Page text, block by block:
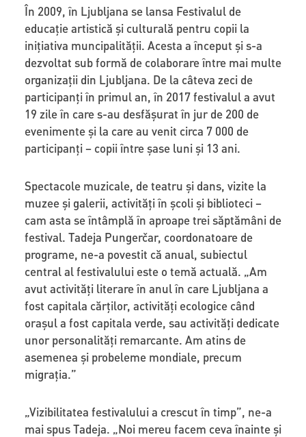
În 2009, în Ljubljana se lansa Festivalul de
educație artistică și culturală pentru copii la
inițiativa muncipalității. Acesta a început și s-a
dezvoltat sub formă de colaborare între mai multe
organizații din Ljubljana. De la câteva zeci de
participanți în primul an, în 2017 festivalul a avut
19 zile în care s-au desfășurat în jur de 200 de
evenimente și la care au venit circa 7 000 de
participanți – copii între șase luni și 13 ani.
Spectacole muzicale, de teatru și dans, vizite la
muzee și galerii, activități în școli și biblioteci –
cam asta se întâmplă în aproape trei săptămâni de
festival. Tadeja Pungerčar, coordonatoare de
programe, ne-a povestit că anual, subiectul
central al festivalului este o temă actuală. „Am
avut activități literare în anul în care Ljubljana a
fost capitala cărților, activități ecologice când
orașul a fost capitala verde, sau activități dedicate
unor personalități remarcante. Am atins de
asemenea și probeleme mondiale, precum
migrația.”
„Vizibilitatea festivalului a crescut în timp”, ne-a
mai spus Tadeja. „Noi mereu facem ceva înainte și